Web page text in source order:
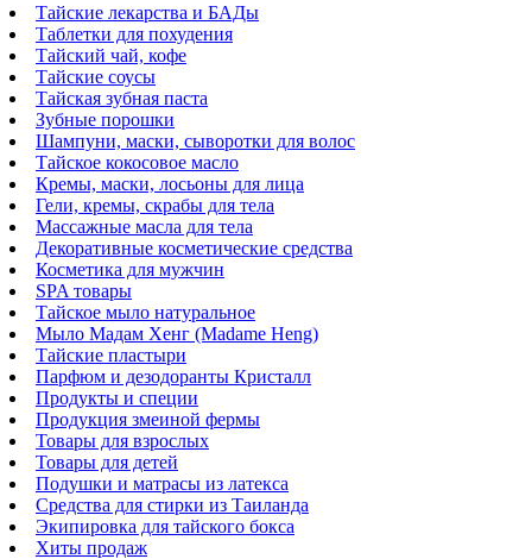
Тайские лекарства и БАДы
Таблетки для похудения
Тайский чай, кофе
Тайские соусы
Тайская зубная паста
Зубные порошки
Шампуни, маски, сыворотки для волос
Тайское кокосовое масло
Кремы, маски, лосьоны для лица
Гели, кремы, скрабы для тела
Массажные масла для тела
Декоративные косметические средства
Косметика для мужчин
SPA товары
Тайское мыло натуральное
Мыло Мадам Хенг (Madame Heng)
Тайские пластыри
Парфюм и дезодоранты Кристалл
Продукты и специи
Продукция змеиной фермы
Товары для взрослых
Товары для детей
Подушки и матрасы из латекса
Средства для стирки из Таиланда
Экипировка для тайского бокса
Хиты продаж